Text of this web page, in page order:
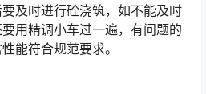
及时进行砼浇筑，如不能及时
用精调小车过一遍，有问题的
能符合规范要求。󠅅󠅃󠄵󠅂󠄪󠇖󠆨󠆨󠇕󠆞󠆒󠅬󠇘󠆭󠆘󠇙󠆝󠅵󠇗󠆭󠆁󠄐󠇗󠅹󠅸󠇖󠆍󠅳󠇖󠅹󠅰󠇖󠆌󠅹